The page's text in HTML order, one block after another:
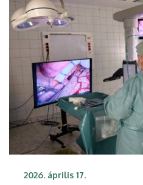
2026. április 17.